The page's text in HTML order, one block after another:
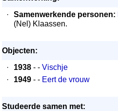
·
Samenwerkende personen:
(Nel) Klaassen.
Objecten:
·
1938 - - Vischje
·
1949 - - Eert de vrouw
Studeerde samen met: